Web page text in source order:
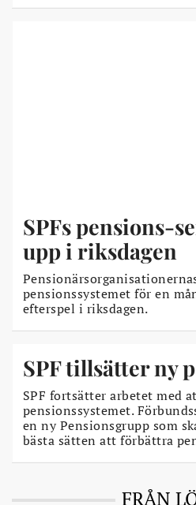
SPFs pensions-
upp i riksdagen
pensionssystemet för en
efterspel i riksdagen.
SPF tillsätter ny
SPF fortsätter arbetet med
pensionssystemet.
en ny Pensionsgrupp som
bästa sätten att förbättra
FRÅN